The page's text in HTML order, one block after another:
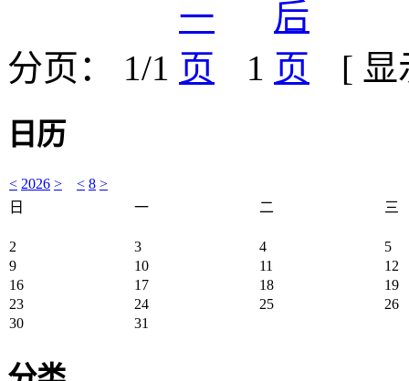
分页： 1/1 1 [
日历
< 2026 > < 8 >
日
一 二 三
2 3 4
5
9
10 11
12
16
17 18
19
23
24 25
26
30
31